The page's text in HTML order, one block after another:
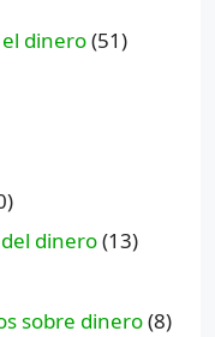
dinero(51)
dinero(13)
sobre dinero(8)